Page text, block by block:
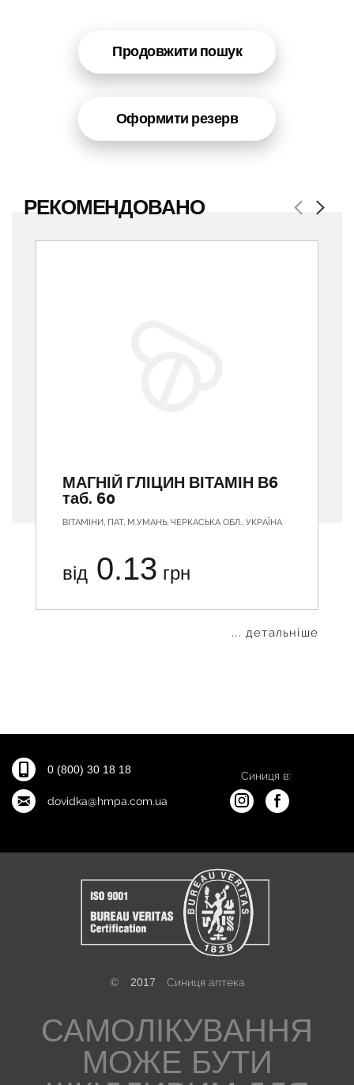
Продовжити пошук
Оформити резерв
РЕКОМЕНДОВАНО Previous
МАГНІЙ ГЛІЦИН ВІТАМІН В6
таб. 60
ВІТАМІНИ, ПАТ, М.УМАНЬ, ЧЕРКАСЬКА ОБЛ., УКРАЇНА
від 0.13 грн
... детальніше
Next
0 (800) 30 18 18
dovidka@hmpa.com.ua
Синиця в:
© 2017 Синиця аптека
САМОЛІКУВАННЯ
МОЖЕ БУТИ